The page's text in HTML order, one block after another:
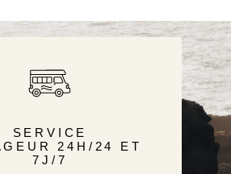
SERVICE
24H/24 ET
7J/7